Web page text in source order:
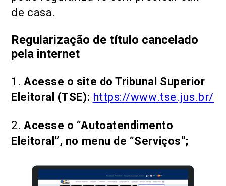
de casa.
Regularização de título cancelado
pela internet
1.Acesse o site do Tribunal Superior
Eleitoral (TSE): https://www.tse.jus.br/
2.Acesse o “Autoatendimento
Eleitoral”, no menu de “Serviços”;